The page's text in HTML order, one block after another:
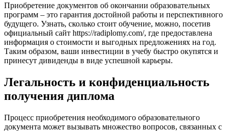
Приобретение документов об окончании образовательных
программ – это гарантия достойной работы и перспективного
будущего. Узнать, сколько стоит обучение, можно, посетив
официальный сайт https://radiplomy.com/, где предоставлена
информация о стоимости и выгодных предложениях на год.
Таким образом, ваши инвестиции в учебу быстро окупятся и
принесут дивиденды в виде успешной карьеры.
Легальность и конфиденциальность
получения диплома
Процесс приобретения необходимого образовательного
документа может вызывать множество вопросов, связанных с